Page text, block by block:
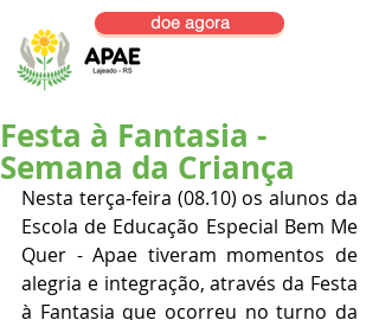
doe agora
Festa à Fantasia -
Semana da Criança
Nesta terça-feira (08.10) os alunos da
Escola de Educação Especial Bem Me
Quer - Apae tiveram momentos de
alegria e integração, através da Festa
à Fantasia que ocorreu no turno da